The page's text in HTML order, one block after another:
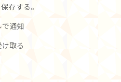
存する。
通知
取る